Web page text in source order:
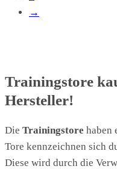
→
Trainingstore
Hersteller!
Die Trainingstore haben
Tore kennzeichnen sich
Diese wird durch die